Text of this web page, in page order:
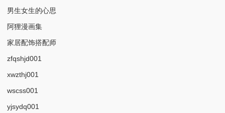
男生女生的心思
阿狸漫画集
家居配饰搭配师
zfqshjd001
xwzthj001
wscss001
yjsydq001